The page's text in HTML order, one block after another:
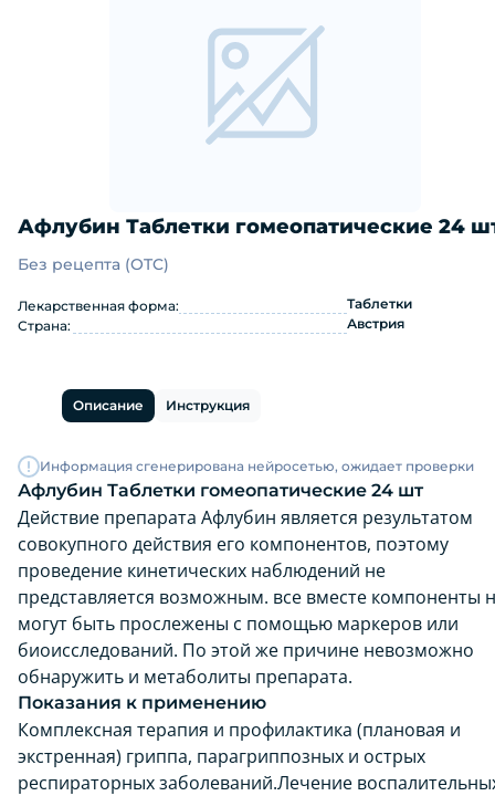
Афлубин Таблетки гомеопатические 24
Афлубин Таблетки
Без рецепта (OTC)
Лекарственная форма:
Таблетки
Страна:
Австрия
Описание Инструкция
Информация сгенерирована нейросетью, ожидает проверки
Афлубин Таблетки гомеопатические 24 шт
Действие препарата Афлубин является результатом
совокупного действия его компонентов, поэтому
проведение кинетических наблюдений не
представляется возможным. все вместе компоненты
могут быть прослежены с помощью маркеров или
биоисследований. По этой же причине невозможно
обнаружить и метаболиты препарата.
Показания к применению
Комплексная терапия и профилактика (плановая и
экстренная) гриппа, парагриппозных и острых
респираторных заболеваний.Лечение